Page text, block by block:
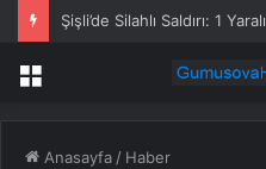
Şişli’de Silahlı Saldırı: 1 Yaralı
Menü
Anasayfa / Haber